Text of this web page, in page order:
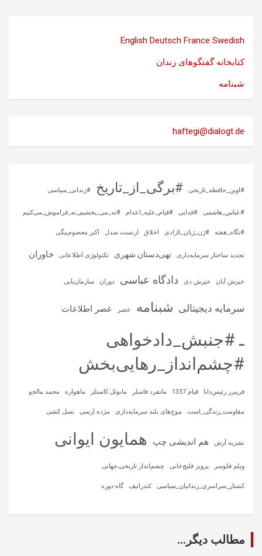
English Deutsch France Swedish
کتابخانه گفتگوهای زندان
شبنامه
haftegi@dialogt.de
#اوین_حافظه_تاریخی #برگی_از_تاریخ #زندانی_سیاسی
#عباس_هاشمی #فدایی #قیام_علیه_اعدام #نه_می_بخشیم_نه_فراموش_می‌کنیم
#نگاه_هفته #ژن_ژیان_ئازادی اخلاق ارنست مندل اکبر معصوم‌بیگی
تجدید ساختار سرمایه‌داری تهی‌دستان شهری تکنولوژی اطلاعاتی خاوران
خیزش آبان خیزش دی دادگاه عباسی دوران سازمان‌یابی
سرمایه‌ دیجیتالی شبنامه عصر عصر اطلاعات
ـ #جنبش_دادخواهی
#چشم‌انداز_رهایی‌بخش
فریبرز رئیس‌دانا قیام 1357 مانفرد فاسلر مانوئل کاستلز ماهواره‌ محمد مالجو
مقاومت_زندگی_است موج‌های بلند سرمایه‌داری مژده ارسی نسل کشی
نشریه آرش هم اندیشی چپ همایون ایوانی
ویلم فلوسر پرویز قلیچ‌خانی چشم‌انداز تاریخی‌ـ‌جهانی
کشتار_سراسری_زندانیان_سیاسی کندراتیف گاه-دوره
مطالب دیگر...